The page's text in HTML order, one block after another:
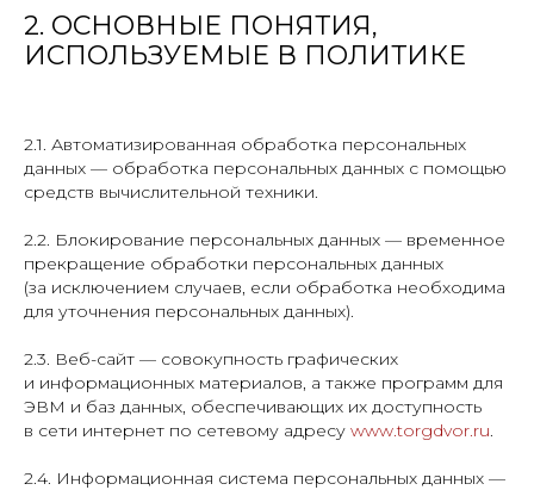
2. ОСНОВНЫЕ ПОНЯТИЯ,
ИСПОЛЬЗУЕМЫЕ В ПОЛИТИКЕ
2.1. Автоматизированная обработка персональных
данных — обработка персональных данных с помощью
средств вычислительной техники.
2.2. Блокирование персональных данных — временное
прекращение обработки персональных данных
(за исключением случаев, если обработка необходима
для уточнения персональных данных).
2.3. Веб-сайт — совокупность графических
и информационных материалов, а также программ для
ЭВМ и баз данных, обеспечивающих их доступность
в сети интернет по сетевому адресу www.torgdvor.ru.
2.4. Информационная система персональных данных —